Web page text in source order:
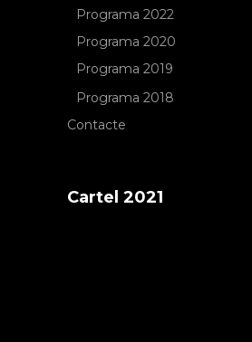
Programa 2022
Programa 2020
Programa 2019
Programa 2018
Contacte
Cartel 2021